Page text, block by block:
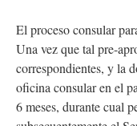
El proceso consular
Una vez que tal pre-
correspondientes, y la
oficina consular en el
6 meses, durante cual